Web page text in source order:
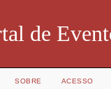
de
SOBRE ACESSO